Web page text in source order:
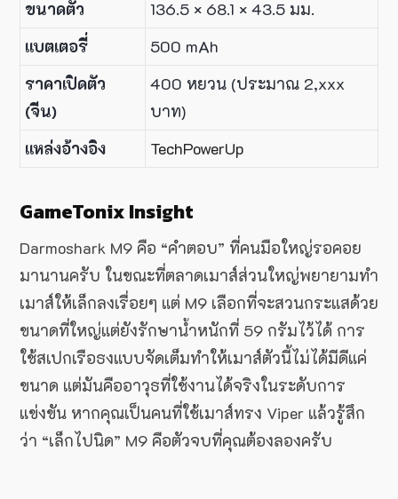
ขนาดตัว
136.5 × 68.1 × 43.5 มม.
แบตเตอรี่
500 mAh
ราคาเปิดตัว
(จีน)
400 หยวน (ประมาณ 2,xxx
บาท)
แหล่งอ้างอิง
TechPowerUp
GameTonix Insight
Darmoshark M9 คือ “คำตอบ” ที่คนมือใหญ่รอคอย
มานานครับ ในขณะที่ตลาดเมาส์ส่วนใหญ่พยายามทำ
เมาส์ให้เล็กลงเรื่อยๆ แต่ M9 เลือกที่จะสวนกระแสด้วย
ขนาดที่ใหญ่แต่ยังรักษาน้ำหนักที่ 59 กรัมไว้ได้ การ
ใช้สเปกเรือธงแบบจัดเต็มทำให้เมาส์ตัวนี้ไม่ได้มีดีแค่
ขนาด แต่มันคืออาวุธที่ใช้งานได้จริงในระดับการ
แข่งขัน หากคุณเป็นคนที่ใช้เมาส์ทรง Viper แล้วรู้สึก
ว่า “เล็กไปนิด” M9 คือตัวจบที่คุณต้องลองครับ